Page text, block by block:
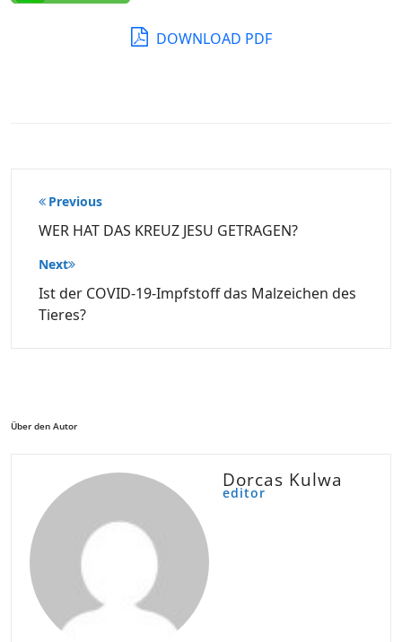
DOWNLOAD PDF
Beitragsnavigation
Previous
WER HAT DAS KREUZ JESU GETRAGEN?
Next
Ist der COVID-19-Impfstoff das Malzeichen des
Tieres?
Über den Autor
Dorcas Kulwa
editor